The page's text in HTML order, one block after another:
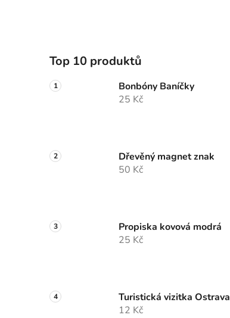
Top 10 produktů
Bonbóny Baníčky
25 Kč
Dřevěný magnet znak
50 Kč
Propiska kovová modrá
25 Kč
Turistická vizitka Ostrava
12 Kč